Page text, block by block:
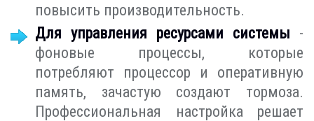
повысить производительность.
Для управления ресурсами системы -
фоновые процессы, которые
потребляют процессор и оперативную
память, зачастую создают тормоза.
Профессиональная настройка решает